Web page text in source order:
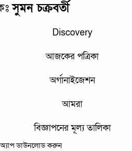
সুমন চক্রবর্তী
Discovery
আজকের পত্রিকা
অর্গানাইজেশন
আমরা
বিজ্ঞাপনের মূল্য তালিকা
ডাউনলোড করুন